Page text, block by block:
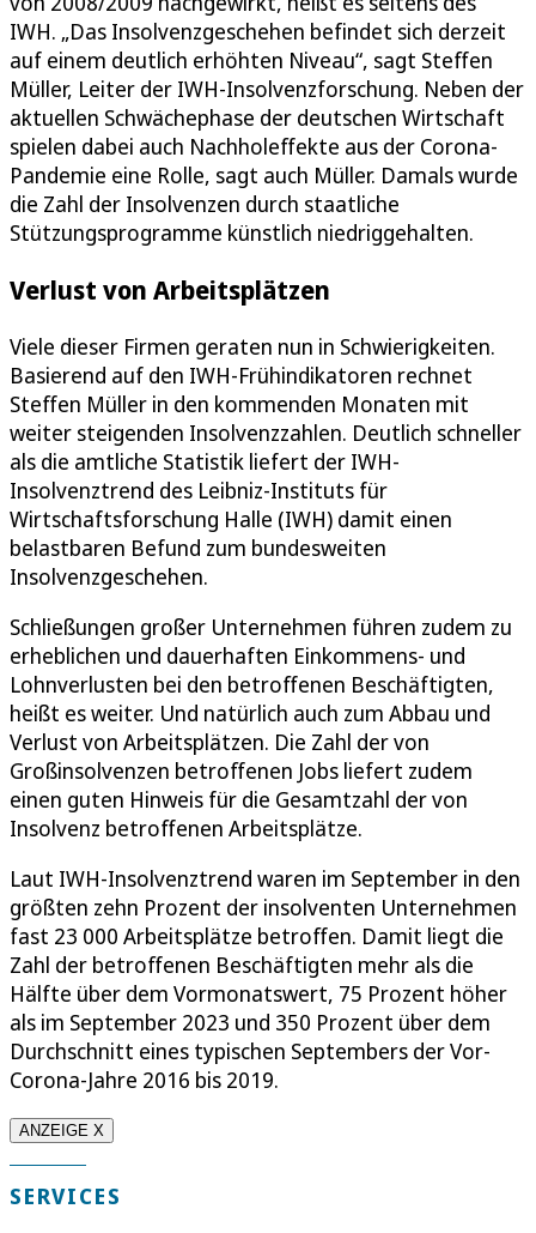
IWH. „Das Insolvenzgeschehen befindet sich derzeit
auf einem deutlich erhöhten Niveau“, sagt Steffen
Müller, Leiter der IWH-Insolvenzforschung. Neben der
aktuellen Schwächephase der deutschen Wirtschaft
spielen dabei auch Nachholeffekte aus der Corona-
Pandemie eine Rolle, sagt auch Müller. Damals wurde
die Zahl der Insolvenzen durch staatliche
Stützungsprogramme künstlich niedriggehalten.
Verlust von Arbeitsplätzen
Viele dieser Firmen geraten nun in Schwierigkeiten.
Basierend auf den IWH-Frühindikatoren rechnet
Steffen Müller in den kommenden Monaten mit
weiter steigenden Insolvenzzahlen. Deutlich schneller
als die amtliche Statistik liefert der IWH-
Insolvenztrend des Leibniz-Instituts für
Wirtschaftsforschung Halle (IWH) damit einen
belastbaren Befund zum bundesweiten
Insolvenzgeschehen.
Schließungen großer Unternehmen führen zudem zu
erheblichen und dauerhaften Einkommens- und
Lohnverlusten bei den betroffenen Beschäftigten,
heißt es weiter. Und natürlich auch zum Abbau und
Verlust von Arbeitsplätzen. Die Zahl der von
Großinsolvenzen betroffenen Jobs liefert zudem
einen guten Hinweis für die Gesamtzahl der von
Insolvenz betroffenen Arbeitsplätze.
Laut IWH-Insolvenztrend waren im September in den
größten zehn Prozent der insolventen Unternehmen
fast 23 000 Arbeitsplätze betroffen. Damit liegt die
Zahl der betroffenen Beschäftigten mehr als die
Hälfte über dem Vormonatswert, 75 Prozent höher
als im September 2023 und 350 Prozent über dem
Durchschnitt eines typischen Septembers der Vor-
Corona-Jahre 2016 bis 2019.
ANZEIGE X
SERVICES